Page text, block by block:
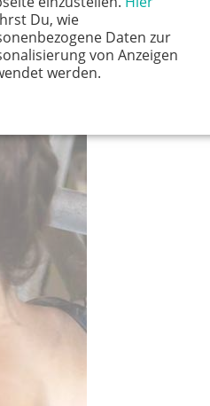
Du, wie
Daten zur
von Anzeigen
werden.
in Stein
19. Jahrhundert